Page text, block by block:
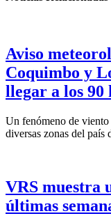
Aviso
Coquimbo y
llegar a los 90
Un fenómeno de
diversas zonas del país
VRS muestra
últimas